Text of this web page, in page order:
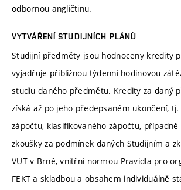
odbornou angličtinu.
VYTVÁŘENÍ STUDIJNÍCH PLÁNŮ
Studijní předměty jsou hodnoceny kredity
vyjadřuje přibližnou týdenní hodinovou
studiu daného předmětu. Kredity za daný
získá až po jeho předepsaném ukončení,
zápočtu, klasifikovaného zápočtu, případně
zkoušky za podmínek daných Studijním a
VUT v Brně, vnitřní normou Pravidla pro
FEKT a skladbou a obsahem individuálně